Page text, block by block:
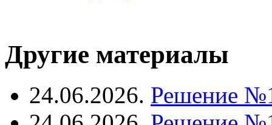
Другие материалы
24.06.2026. Решение